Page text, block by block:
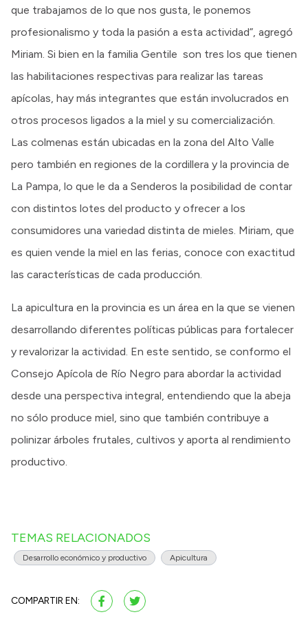
que trabajamos de lo que nos gusta, le ponemos
profesionalismo y toda la pasión a esta actividad”, agregó
Miriam. Si bien en la familia Gentile son tres los que tienen
las habilitaciones respectivas para realizar las tareas
apícolas, hay más integrantes que están involucrados en
otros procesos ligados a la miel y su comercialización.
Las colmenas están ubicadas en la zona del Alto Valle
pero también en regiones de la cordillera y la provincia de
La Pampa, lo que le da a Senderos la posibilidad de contar
con distintos lotes del producto y ofrecer a los
consumidores una variedad distinta de mieles. Miriam, que
es quien vende la miel en las ferias, conoce con exactitud
las características de cada producción.
La apicultura en la provincia es un área en la que se vienen
desarrollando diferentes políticas públicas para fortalecer
y revalorizar la actividad. En este sentido, se conformo el
Consejo Apícola de Río Negro para abordar la actividad
desde una perspectiva integral, entendiendo que la abeja
no sólo produce miel, sino que también contribuye a
polinizar árboles frutales, cultivos y aporta al rendimiento
productivo.
TEMAS RELACIONADOS
Desarrollo económico y productivo Apicultura
COMPARTIR EN: